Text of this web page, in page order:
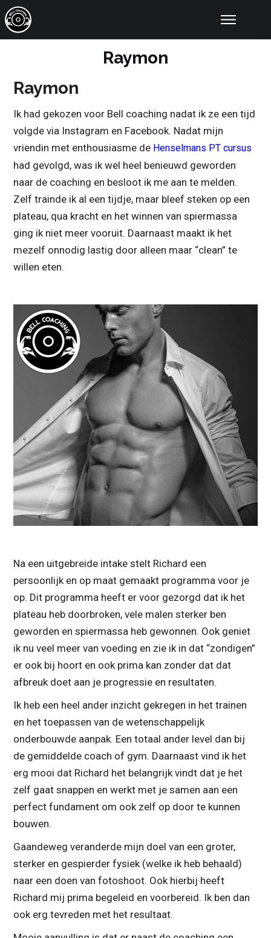
Online Coaching
Over Ons
Raymon
Raymon
Ik had gekozen voor Bell coaching nadat ik ze een tijd
volgde via Instagram en Facebook. Nadat mijn
vriendin met enthousiasme de Henselmans PT cursus
had gevolgd, was ik wel heel benieuwd geworden
naar de coaching en besloot ik me aan te melden.
Zelf trainde ik al een tijdje, maar bleef steken op een
plateau, qua kracht en het winnen van spiermassa
ging ik niet meer vooruit. Daarnaast maakt ik het
mezelf onnodig lastig door alleen maar “clean” te
willen eten.
Na een uitgebreide intake stelt Richard een
persoonlijk en op maat gemaakt programma voor je
op. Dit programma heeft er voor gezorgd dat ik het
plateau heb doorbroken, vele malen sterker ben
geworden en spiermassa heb gewonnen. Ook geniet
ik nu veel meer van voeding en zie ik in dat “zondigen”
er ook bij hoort en ook prima kan zonder dat dat
afbreuk doet aan je progressie en resultaten.
Ik heb een heel ander inzicht gekregen in het trainen
en het toepassen van de wetenschappelijk
onderbouwde aanpak. Een totaal ander level dan bij
de gemiddelde coach of gym. Daarnaast vind ik het
erg mooi dat Richard het belangrijk vindt dat je het
zelf gaat snappen en werkt met je samen aan een
perfect fundament om ook zelf op door te kunnen
bouwen.
Gaandeweg veranderde mijn doel van een groter,
sterker en gespierder fysiek (welke ik heb behaald)
naar een doen van fotoshoot. Ook hierbij heeft
Richard mij prima begeleid en voorbereid. Ik ben dan
ook erg tevreden met het resultaat.